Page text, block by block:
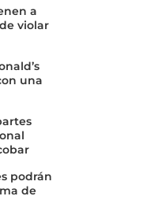
a
violar
una
podrán
de